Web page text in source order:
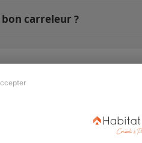
carreleur ?
Revue de presse